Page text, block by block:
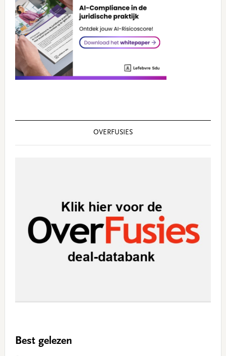
OVERFUSIES
Best gelezen